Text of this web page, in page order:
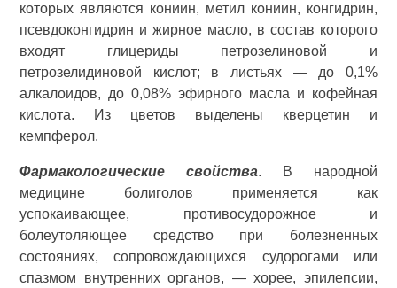
которых являются кониин, метил кониин, конгидрин,
псевдоконгидрин и жирное масло, в состав которого
входят глицериды петрозелиновой и
петрозелидиновой кислот; в листьях — до 0,1%
алкалоидов, до 0,08% эфирного масла и кофейная
кислота. Из цветов выделены кверцетин и
кемпферол.
Фармакологические свойства. В народной
медицине болиголов применяется как
успокаивающее, противосудорожное и
болеутоляющее средство при болезненных
состояниях, сопровождающихся судорогами или
спазмом внутренних органов, — хорее, эпилепсии,